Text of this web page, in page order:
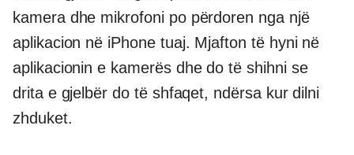
kamera dhe mikrofoni po përdoren nga një
aplikacion në iPhone tuaj. Mjafton të hyni në
aplikacionin e kamerës dhe do të shihni se
drita e gjelbër do të shfaqet, ndërsa kur dilni
zhduket.